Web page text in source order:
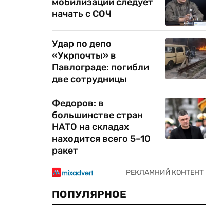
начать с СОЧ
Удар по депо
«Укрпочты» в
Павлограде: погибли
две сотрудницы
Федоров: в
большинстве стран
НАТО на складах
находится всего 5–10
ракет
ПОПУЛЯРНОЕ